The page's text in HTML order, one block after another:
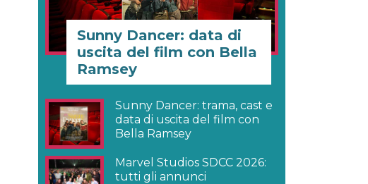
Sunny Dancer: data di
uscita del film con Bella
Ramsey
Sunny Dancer: trama, cast e
data di uscita del film con
Bella Ramsey
Marvel Studios SDCC 2026:
tutti gli annunci